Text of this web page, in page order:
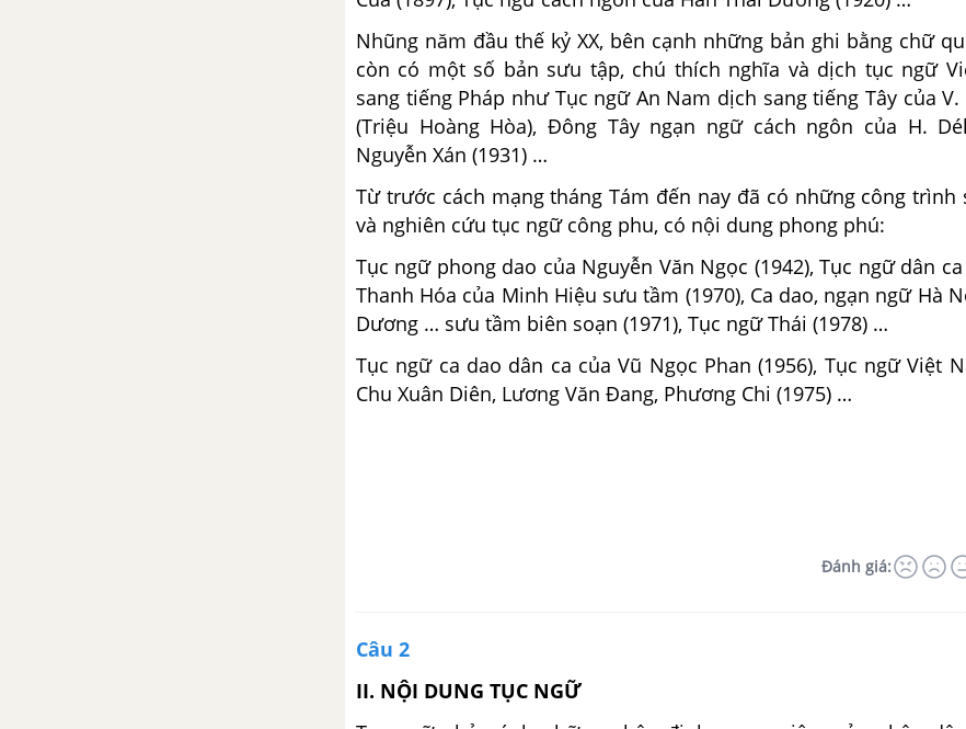
Nhũng năm đầu thế kỷ XX, bên cạnh những bản ghi bằng chữ
còn có một số bản sưu tập, chú thích nghĩa và dịch tục ngữ
sang tiếng Pháp như Tục ngữ An Nam dịch sang tiếng Tây của
(Triệu Hoàng Hòa), Ðông Tây ngạn ngữ cách ngôn của H.
Nguyễn Xán (1931) …
Từ trước cách mạng tháng Tám đến nay đã có những công trình
và nghiên cứu tục ngữ công phu, có nội dung phong phú:
Tục ngữ phong dao của Nguyễn Văn Ngọc (1942), Tục ngữ dân
Thanh Hóa của Minh Hiệu sưu tầm (1970), Ca dao, ngạn ngữ Hà
Dương … sưu tầm biên soạn (1971), Tục ngữ Thái (1978) …
Tục ngữ ca dao dân ca của Vũ Ngọc Phan (1956), Tục ngữ Việt
Chu Xuân Diên, Lương Văn Ðang, Phương Chi (1975) …
Đánh giá:
Câu 2
II. NỘI DUNG TỤC NGỮ